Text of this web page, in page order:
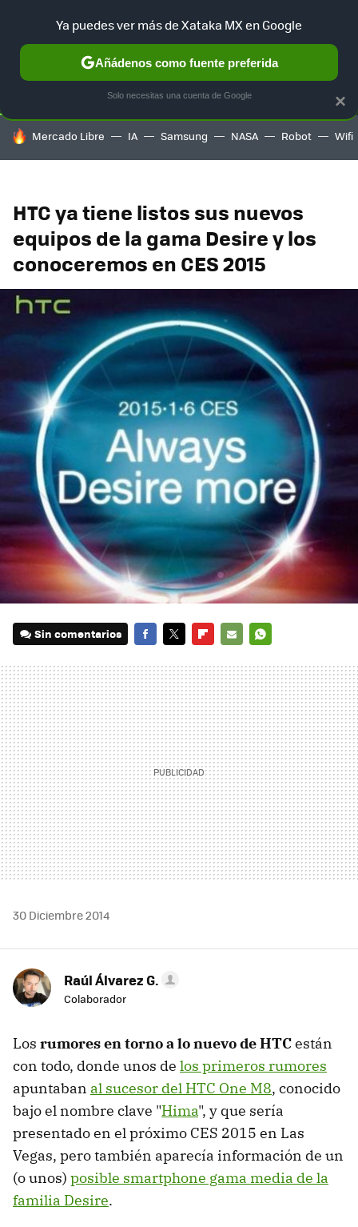
SELECCIÓN GAMING HOME AUTO TERRITORIO
HOY SE HABLA DE
Mercado Libre IA Samsung NASA Robot Wifi
HTC ya tiene listos sus nuevos
equipos de la gama Desire y los
conoceremos en CES 2015
Sin comentarios
MAIL
30 Diciembre 2014
Raúl Álvarez G.
Colaborador
Los rumores en torno a lo nuevo de HTCestán
con todo, donde unos de los primeros rumores
apuntaban al sucesor del HTC One M8, conocido
bajo el nombre clave "Hima", y que sería
presentado en el próximo CES 2015 en Las
Vegas, pero también aparecía información de un
(o unos) posible smartphone gama media de la
familia Desire.
×
Ya puedes ver más de Xataka MX en Google
Añádenos como fuente preferida
Solo necesitas una cuenta de Google